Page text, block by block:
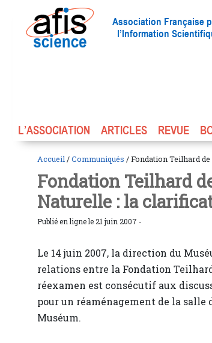
Association Française
l’Information
L’ASSOCIATION ARTICLES REVUE
Accueil /Communiqués / Fondation Teilhard
Fondation Teilhard
Naturelle : la
Publié en ligne le 21 juin 2007 -
Le 14 juin 2007, la direction du
relations entre la Fondation
réexamen est consécutif aux
pour un réaménagement de la
Muséum.